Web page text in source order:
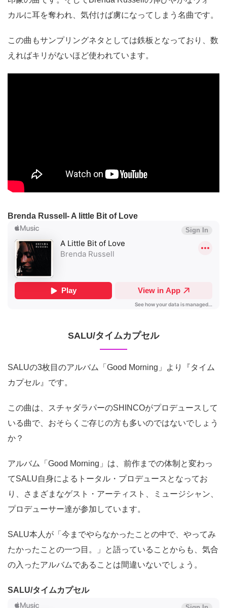
カルに耳を奪われ、気付けば虜になってしまう名曲です。
この曲もサンプリングネタとしては鉄板となっており、数
えればキリがないほど使われています。
Brenda Russell- A little Bit of Love
SALU/タイムカプセル
SALUの3枚目のアルバム「Good Morning」より『タイム
カプセル』です。
この曲は、スチャダラパーのSHINCOがプロデュースして
いる曲で、おそらくご存じの方も多いのではないでしょう
か？
アルバム「Good Morning」は、前作までの体制と変わっ
てSALU自身によるトータル・プロデュースとなってお
り、さまざまなゲスト・アーティスト、ミュージシャン、
プロデューサー達が参加しています。
SALU本人が「今までやらなかったことの中で、やってみ
たかったことの一つ目。」と語っていることからも、気合
の入ったアルバムであることは間違いないでしょう。
SALU/タイムカプセル